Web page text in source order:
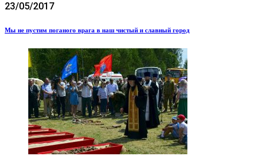
23/05/2017
Мы не пустим поганого врага в наш чистый и славный город